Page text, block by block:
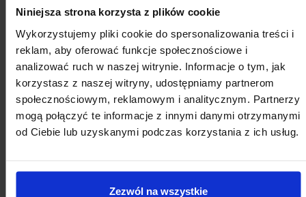
Niniejsza strona korzysta z plików cookie
Wykorzystujemy pliki cookie do spersonalizowania treści i
reklam, aby oferować funkcje społecznościowe i
analizować ruch w naszej witrynie. Informacje o tym, jak
korzystasz z naszej witryny, udostępniamy partnerom
społecznościowym, reklamowym i analitycznym. Partnerzy
mogą połączyć te informacje z innymi danymi otrzymanymi
od Ciebie lub uzyskanymi podczas korzystania z ich usług.
Zezwól na wszystkie
KALENDARZ WYDARZEŃ